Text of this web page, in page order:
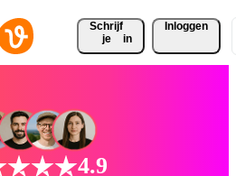
Schrijf
je
in
Inloggen
4.9